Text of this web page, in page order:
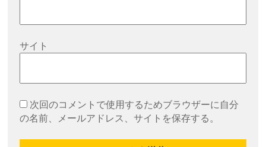
サイト
次回のコメントで使用するためブラウザーに自分
の名前、メールアドレス、サイトを保存する。